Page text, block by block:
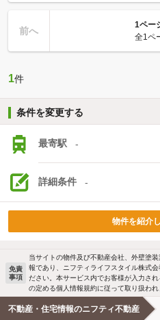
前へ
1ペー
全1ペ
1件
条件を変更する
最寄駅 -
詳細条件 -
物件を紹介
免責
事項
当サイトの物件及び不動産会社、外壁塗
報であり、ニフティライフスタイル株式
ださい。本サービス内でお客様が入力さ
の定める個人情報規約に従って取り扱われ
不動産・住宅情報のニフティ不動産